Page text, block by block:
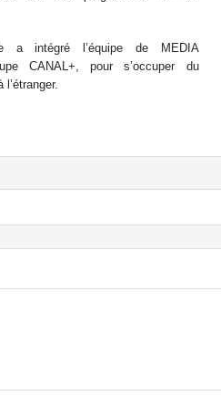
a intégré l’équipe de MEDIA
CANAL+, pour s’occuper du